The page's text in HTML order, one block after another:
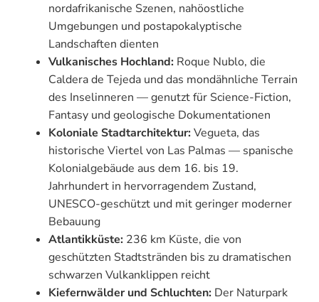
nordafrikanische Szenen, nahöostliche
Umgebungen und postapokalyptische
Landschaften dienten
Vulkanisches Hochland: Roque Nublo, die
Caldera de Tejeda und das mondähnliche Terrain
des Inselinneren — genutzt für Science-Fiction,
Fantasy und geologische Dokumentationen
Koloniale Stadtarchitektur: Vegueta, das
historische Viertel von Las Palmas — spanische
Kolonialgebäude aus dem 16. bis 19.
Jahrhundert in hervorragendem Zustand,
UNESCO-geschützt und mit geringer moderner
Bebauung
Atlantikküste: 236 km Küste, die von
geschützten Stadtstränden bis zu dramatischen
schwarzen Vulkanklippen reicht
Kiefernwälder und Schluchten: Der Naturpark